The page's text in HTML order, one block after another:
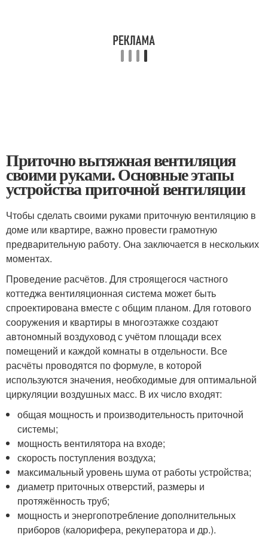
Приточно вытяжная вентиляция
своими руками. Основные этапы
устройства приточной вентиляции
Чтобы сделать своими руками приточную вентиляцию в
доме или квартире, важно провести грамотную
предварительную работу. Она заключается в нескольких
моментах.
Проведение расчётов. Для строящегося частного
коттеджа вентиляционная система может быть
спроектирована вместе с общим планом. Для готового
сооружения и квартиры в многоэтажке создают
автономный воздуховод с учётом площади всех
помещений и каждой комнаты в отдельности. Все
расчёты проводятся по формуле, в которой
используются значения, необходимые для оптимальной
циркуляции воздушных масс. В их число входят:
общая мощность и производительность приточной
системы;
мощность вентилятора на входе;
скорость поступления воздуха;
максимальный уровень шума от работы устройства;
диаметр приточных отверстий, размеры и
протяжённость труб;
мощность и энергопотребление дополнительных
приборов (калорифера, рекуператора и др.).